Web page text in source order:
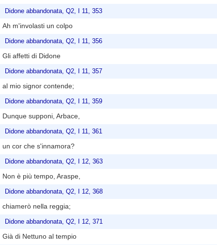
Didone abbandonata, Q2, I 11, 353
Ah m'involasti un colpo
Didone abbandonata, Q2, I 11, 356
Gli affetti di Didone
Didone abbandonata, Q2, I 11, 357
al mio signor contende;
Didone abbandonata, Q2, I 11, 359
Dunque supponi, Arbace,
Didone abbandonata, Q2, I 11, 361
un cor che s'innamora?
Didone abbandonata, Q2, I 12, 363
Non è più tempo, Araspe,
Didone abbandonata, Q2, I 12, 368
chiamerò nella reggia;
Didone abbandonata, Q2, I 12, 371
Già di Nettuno al tempio